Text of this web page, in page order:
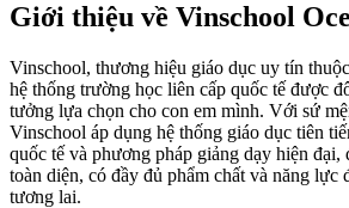
Giới thiệu về Vinschool
Vinschool, thương hiệu giáo dục uy tín
hệ thống trường học liên cấp quốc tế được
tưởng lựa chọn cho con em mình. Với sứ
Vinschool áp dụng hệ thống giáo dục tiên
quốc tế và phương pháp giảng dạy hiện đại,
toàn diện, có đầy đủ phẩm chất và năng lực
tương lai.